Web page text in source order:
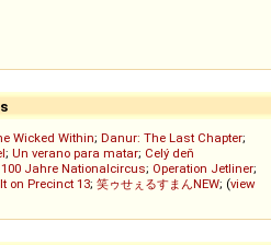
Wicked Within; Danur: The Last Chapter;
; Un verano para matar; Celý deň
Jahre Nationalcircus; Operation Jetliner;
on Precinct 13; 笑ゥせぇるすまんNEW; (view